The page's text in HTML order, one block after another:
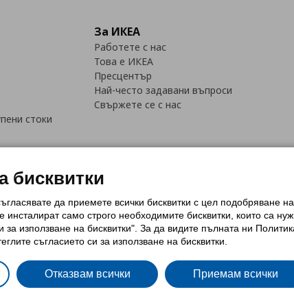
стоки
За ИКЕА
Работете с нас
Това е ИКЕА
Пресцентър
Най-често задавани въпроси
Свържете се с нас
на бисквитки (Cookies)Избор на настройки за използване на
данни
Политика за защита на личните данни на ikea.bg
Общи
лични данни на програма IKEA Family
бисквитки
да приемете всички бисквитки с цел подобряване
инсталират само строго необходимитe бисквитки, които са
за използване на бисквитки". За да видите пълната ни
съгласието си за използване на бисквитки.
Отказвам всички Приемам всички